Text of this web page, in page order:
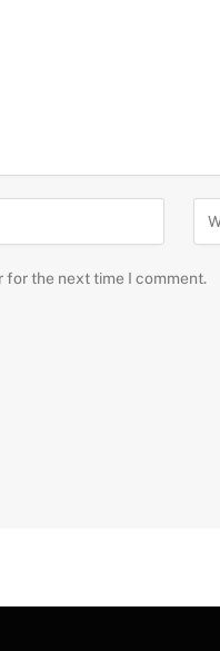
for the next time I comment.